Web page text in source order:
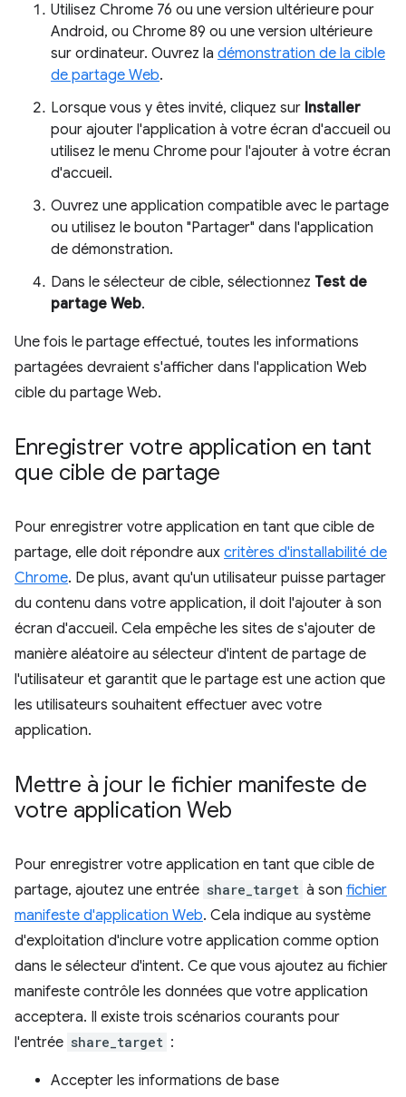
Utilisez Chrome 76 ou une version ultérieure pour
Android, ou Chrome 89 ou une version ultérieure
sur ordinateur. Ouvrez la démonstration de la cible
de partage Web.
Lorsque vous y êtes invité, cliquez sur Installer
pour ajouter l'application à votre écran d'accueil ou
utilisez le menu Chrome pour l'ajouter à votre écran
d'accueil.
Ouvrez une application compatible avec le partage
ou utilisez le bouton "Partager" dans l'application
de démonstration.
Dans le sélecteur de cible, sélectionnez Test de
partage Web.
Une fois le partage effectué, toutes les informations
partagées devraient s'afficher dans l'application Web
cible du partage Web.
Enregistrer votre application en tant
que cible de partage
Pour enregistrer votre application en tant que cible de
partage, elle doit répondre aux critères d'installabilité de
Chrome. De plus, avant qu'un utilisateur puisse partager
du contenu dans votre application, il doit l'ajouter à son
écran d'accueil. Cela empêche les sites de s'ajouter de
manière aléatoire au sélecteur d'intent de partage de
l'utilisateur et garantit que le partage est une action que
les utilisateurs souhaitent effectuer avec votre
application.
Mettre à jour le fichier manifeste de
votre application Web
Pour enregistrer votre application en tant que cible de
partage, ajoutez une entrée share_target à son fichier
manifeste d'application Web. Cela indique au système
d'exploitation d'inclure votre application comme option
dans le sélecteur d'intent. Ce que vous ajoutez au fichier
manifeste contrôle les données que votre application
acceptera. Il existe trois scénarios courants pour
l'entrée share_target :
Accepter les informations de base